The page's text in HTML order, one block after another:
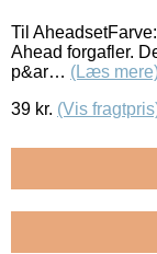
Til
Ahead forgafler.
p&ar… (Læs
39 kr. (Vis